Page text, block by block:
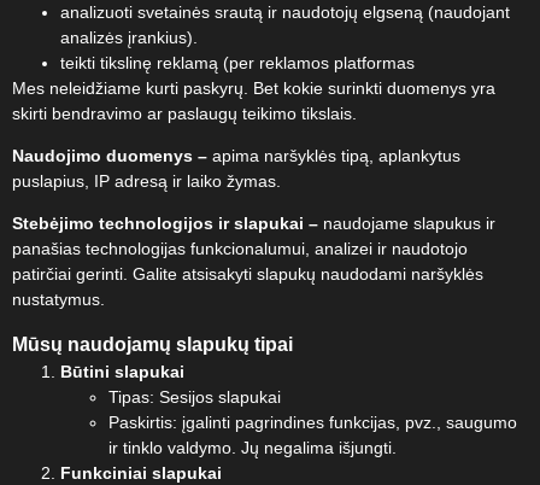
analizuoti svetainės srautą ir naudotojų elgseną (naudojant
analizės įrankius).
teikti tikslinę reklamą (per reklamos platformas
Mes neleidžiame kurti paskyrų. Bet kokie surinkti duomenys yra
skirti bendravimo ar paslaugų teikimo tikslais.
Naudojimo duomenys – apima naršyklės tipą, aplankytus
puslapius, IP adresą ir laiko žymas.
Stebėjimo technologijos ir slapukai – naudojame slapukus ir
panašias technologijas funkcionalumui, analizei ir naudotojo
patirčiai gerinti. Galite atsisakyti slapukų naudodami naršyklės
nustatymus.
Mūsų naudojamų slapukų tipai
Būtini slapukai
Tipas: Sesijos slapukai
Paskirtis: įgalinti pagrindines funkcijas, pvz., saugumo
ir tinklo valdymo. Jų negalima išjungti.
Funkciniai slapukai